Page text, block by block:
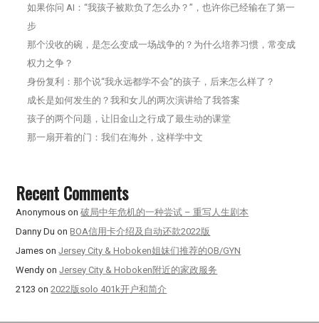
如果你问 AI：“我孩子被欺负了怎么办？”，也许你已经输在了第一
步
那个没收的碗，是怎么变成一场战争的？为什么培养习惯，常变成
权力之争？
身份复利：那个说“我永远都学不会”的孩子，后来怎么样了？
成长是如何发生的？我和女儿的两次演讲给了我答案
孩子的两个问题，让旧金山之行成了最生动的课堂
那一扇开着的门：我们在海外，这样学中文
Recent Comments
Anonymous on破局中年危机的一种尝试 – 重写人生剧本
Danny Du onBOA信用卡介绍及自动还款2022版
James onJersey City & Hoboken姐妹们推荐的OB/GYN
Wendy onJersey City & Hoboken附近的家政服务
2123 on2022版solo 401k开户和简介